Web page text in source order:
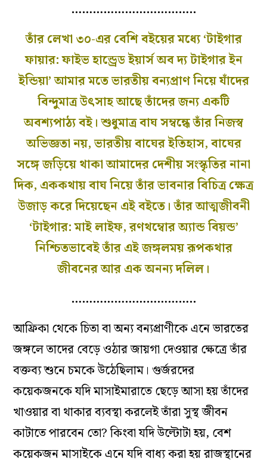
……………………………..
তাঁর লেখা ৩০-এর বেশি বইয়ের মধ্যে ‘টাইগার
ফায়ার: ফাইভ হান্ড্রেড ইয়ার্স অব দ্য টাইগার ইন
ইন্ডিয়া’ আমার মতে ভারতীয় বন্যপ্রাণ নিয়ে যাঁদের
বিন্দুমাত্র উৎসাহ আছে তাঁদের জন্য একটি
অবশ্যপাঠ্য বই। শুধুমাত্র বাঘ সম্বন্ধে তাঁর নিজস্ব
অভিজ্ঞতা নয়, ভারতীয় বাঘের ইতিহাস, বাঘের
সঙ্গে জড়িয়ে থাকা আমাদের দেশীয় সংস্কৃতির নানা
দিক, এককথায় বাঘ নিয়ে তাঁর ভাবনার বিচিত্র ক্ষেত্র
উজাড় করে দিয়েছেন এই বইতে। তাঁর আত্মজীবনী
‘টাইগার: মাই লাইফ, রণথম্বোর অ্যান্ড বিয়ন্ড’
নিশ্চিতভাবেই তাঁর এই জঙ্গলময় রূপকথার
জীবনের আর এক অনন্য দলিল।
……………………………..
আফ্রিকা থেকে চিতা বা অন্য বন্যপ্রাণীকে এনে ভারতের
জঙ্গলে তাদের বেড়ে ওঠার জায়গা দেওয়ার ক্ষেত্রে তাঁর
বক্তব্য শুনে চমকে উঠেছিলাম। গুর্জরদের
কয়েকজনকে যদি মাসাইমারাতে ছেড়ে আসা হয় তাঁদের
খাওয়ার বা থাকার ব্যবস্থা করলেই তাঁরা সুস্থ জীবন
কাটাতে পারবেন তো? কিংবা যদি উল্টোটা হয়, বেশ
কয়েকজন মাসাইকে এনে যদি বাধ্য করা হয় রাজস্থানের